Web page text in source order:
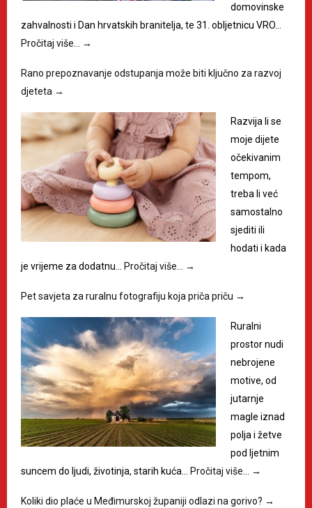
domovinske
zahvalnosti i Dan hrvatskih branitelja, te 31. obljetnicu VRO…
Pročitaj više… →
Rano prepoznavanje odstupanja može biti ključno za razvoj
djeteta →
Razvija li se
moje dijete
očekivanim
tempom,
treba li već
samostalno
sjediti ili
hodati i kada
je vrijeme za dodatnu… Pročitaj više… →
Pet savjeta za ruralnu fotografiju koja priča priču →
Ruralni
prostor nudi
nebrojene
motive, od
jutarnje
magle iznad
polja i žetve
pod ljetnim
suncem do ljudi, životinja, starih kuća… Pročitaj više… →
Koliki dio plaće u Međimurskoj županiji odlazi na gorivo? →